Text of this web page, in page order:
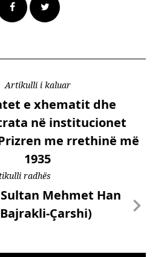
Artikulli i kaluar
e xhematit dhe
në institucionet
me rrethinë më
1935
radhës
Mehmet Han
Çarshi)